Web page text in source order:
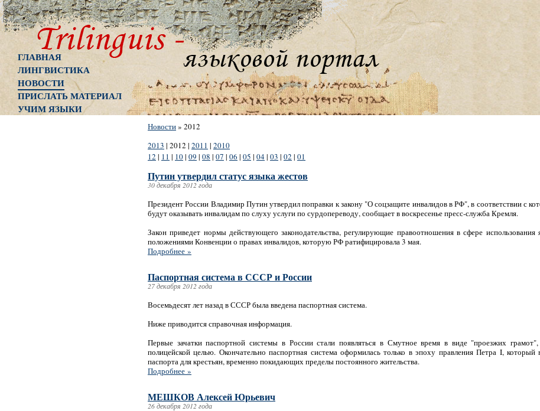
ГЛАВНАЯ
ЛИНГВИСТИКА
НОВОСТИ
ПРИСЛАТЬ МАТЕРИАЛ
УЧИМ ЯЗЫКИ
Новости» 2012
2013 | 2012 | 2011 | 2010
12 | 11 | 10| 09 | 08 | 07 | 06 | 05 | 04| 03 | 02 | 01
Путин утвердил статус языка жестов
30 декабря 2012 года
Президент России Владимир Путин утвердил поправки к закону "О соцзащите инвалидов в РФ", в соответствии с
будут оказывать инвалидам по слуху услуги по сурдопереводу, сообщает в воскресенье пресс-служба Кремля.
Закон приведет нормы действующего законодательства, регулирующие правоотношения в сфере использования
положениями Конвенции о правах инвалидов, которую РФ ратифицировала 3 мая.
Подробнее »
Паспортная система в СССР и России
27 декабря 2012 года
Восемьдесят лет назад в СССР была введена паспортная система.
Ниже приводится справочная информация.
Первые зачатки паспортной системы в России стали появляться в Смутное время в виде "проезжих
полицейской целью. Окончательно паспортная система оформилась только в эпоху правления Петра I, который
паспорта для крестьян, временно покидающих пределы постоянного жительства.
Подробнее »
МЕШКОВ Алексей Юрьевич
26 декабря 2012 года